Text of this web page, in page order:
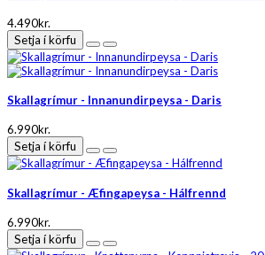
4.490kr.
Setja í körfu
Skallagrímur - Innanundirpeysa - Daris
6.990kr.
Setja í körfu
Skallagrímur - Æfingapeysa - Hálfrennd
6.990kr.
Setja í körfu